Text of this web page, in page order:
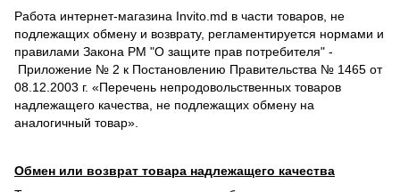
Работа интернет-магазина Invito.md в части товаров, не
подлежащих обмену и возврату, регламентируется нормами и
правилами Закона РМ "О защите прав потребителя" -
Приложение № 2 к Постановлению Правительства № 1465 от
08.12.2003 г. «Перечень непродовольственных товаров
надлежащего качества, не подлежащих обмену на
аналогичный товар».
Обмен или возврат товара надлежащего качества